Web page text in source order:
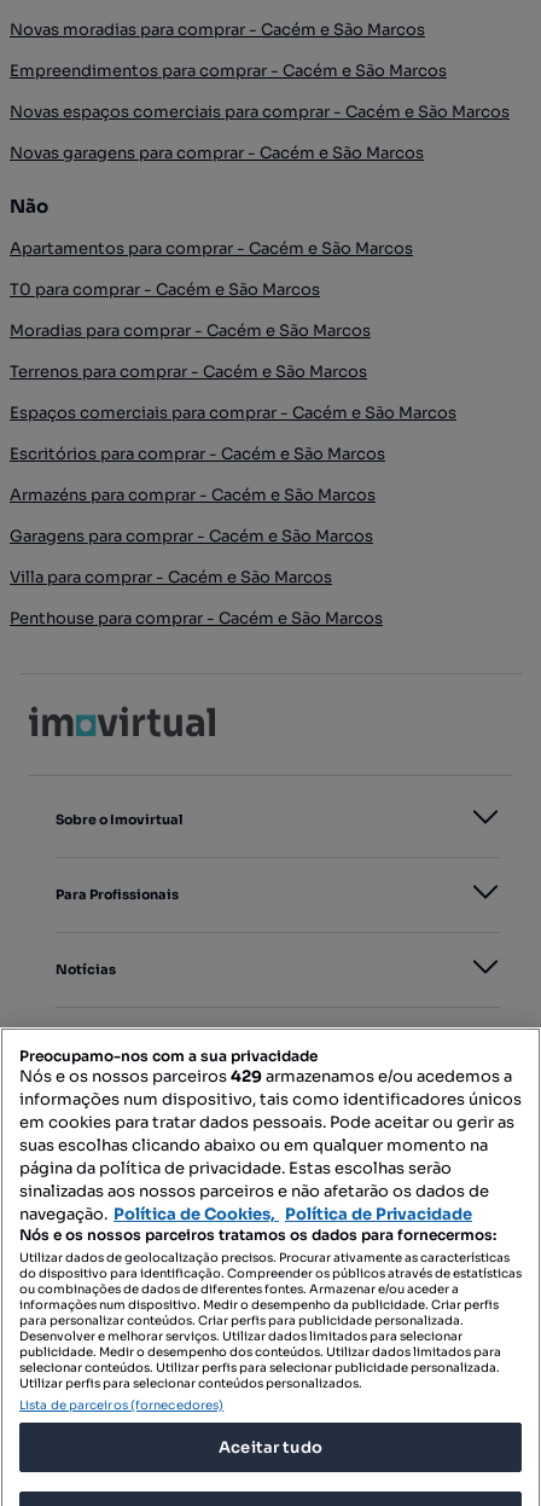
Novas moradias para comprar - Cacém e São Marcos
Empreendimentos para comprar - Cacém e São Marcos
Novas espaços comerciais para comprar - Cacém e São Marcos
Novas garagens para comprar - Cacém e São Marcos
Não
Apartamentos para comprar - Cacém e São Marcos
T0 para comprar - Cacém e São Marcos
Moradias para comprar - Cacém e São Marcos
Terrenos para comprar - Cacém e São Marcos
Espaços comerciais para comprar - Cacém e São Marcos
Escritórios para comprar - Cacém e São Marcos
Armazéns para comprar - Cacém e São Marcos
Garagens para comprar - Cacém e São Marcos
Villa para comprar - Cacém e São Marcos
Penthouse para comprar - Cacém e São Marcos
Sobre o Imovirtual
Para Profissionais
Notícias
Mapa do Site
Contacte-nos
SIGA-NOS:
DESCARREGAR NA:
Preocupamo-nos com a sua privacidade
Nós e os nossos parceiros429armazenamos e/ou acedemos a
informações num dispositivo, tais como identificadores únicos
em cookies para tratar dados pessoais. Pode aceitar ou gerir as
suas escolhas clicando abaixo ou em qualquer momento na
página da política de privacidade. Estas escolhas serão
sinalizadas aos nossos parceiros e não afetarão os dados de
navegação. Política de Cookies, Política de Privacidade
Nós e os nossos parceiros tratamos os dados para fornecermos:
Utilizar dados de geolocalização precisos. Procurar ativamente as características
do dispositivo para identificação. Compreender os públicos através de estatísticas
ou combinações de dados de diferentes fontes. Armazenar e/ou aceder a
informações num dispositivo. Medir o desempenho da publicidade. Criar perfis
para personalizar conteúdos. Criar perfis para publicidade personalizada.
Desenvolver e melhorar serviços. Utilizar dados limitados para selecionar
publicidade. Medir o desempenho dos conteúdos. Utilizar dados limitados para
selecionar conteúdos. Utilizar perfis para selecionar publicidade personalizada.
Utilizar perfis para selecionar conteúdos personalizados.
Lista de parceiros (fornecedores)
Aceitar tudo